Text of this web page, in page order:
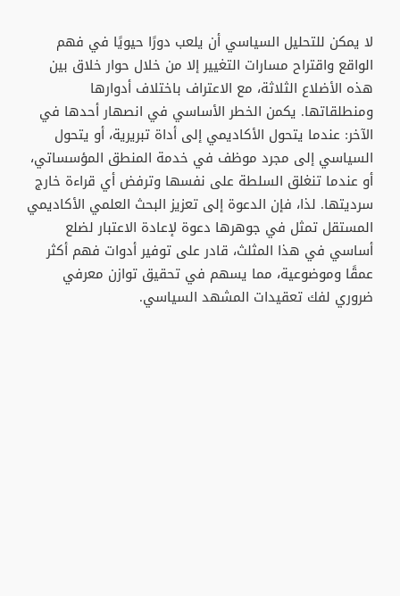
لا يمكن للتحليل السياسي أن يلعب دورًا حيويًا في فهم
الواقع واقتراح مسارات التغيير إلا من خلال حوار خلاق بين
هذه الأضلاع الثلاثة، مع الاعتراف باختلاف أدوارها
ومنطلقاتها. يكمن الخطر الأساسي في انصهار أحدها في
الآخر: عندما يتحول الأكاديمي إلى أداة تبريرية، أو يتحول
السياسي إلى مجرد موظف في خدمة المنطق المؤسساتي،
أو عندما تنغلق السلطة على نفسها وترفض أي قراءة خارج
سرديتها. لذا، فإن الدعوة إلى تعزيز البحث العلمي الأكاديمي
المستقل تمثل في جوهرها دعوة لإعادة الاعتبار لضلع
أساسي في هذا المثلث، قادر على توفير أدوات فهم أكثر
عمقًا وموضوعية، مما يسهم في تحقيق توازن معرفي
ضروري لفك تعقيدات المشهد السياسي.